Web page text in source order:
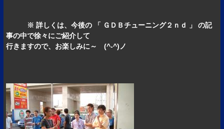
※ 詳しくは、今後の 「 ＧＤＢチューニング２ｎｄ 」 の記
事の中で徐々にご紹介して
行きますので、お楽しみに～ (^-^)ノ